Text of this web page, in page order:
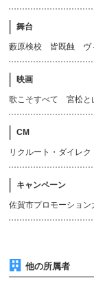
舞台
藪原検校 皆既蝕 ヴ
映画
歌こそすべて 宮松
CM
リクルート・ダイレク
キャンペーン
佐賀市プロモーション
他の所属者